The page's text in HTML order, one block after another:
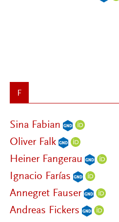
F
Sina Fabian
Oliver Falk
Heiner Fangerau
Ignacio Farías
Annegret Fauser
Andreas Fickers